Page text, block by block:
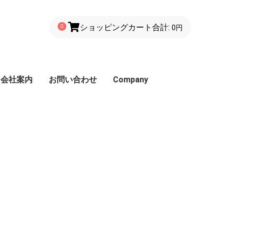
0 ショッピングカート 合計: 0円
会社案内 お問い合わせ Company